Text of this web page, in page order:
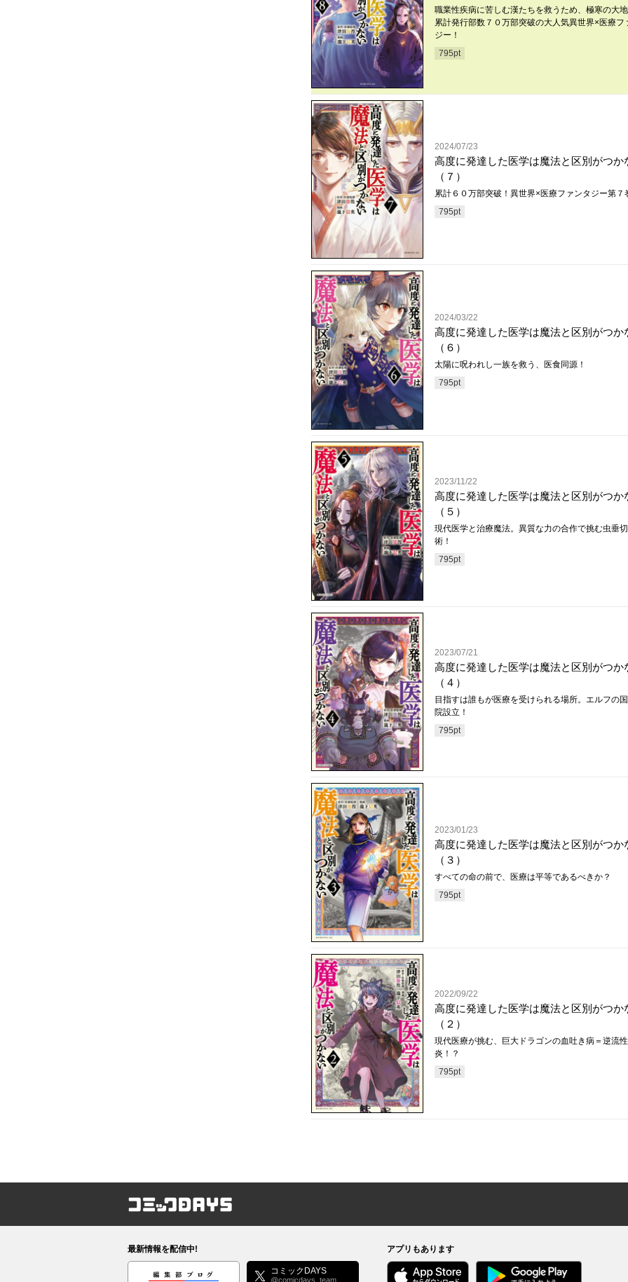
職業性疾病に苦しむ漢たちを救うため、極寒の大
累計発行部数７０万部突破の大人気異世界×医療フ
ジー！
795pt
2024/07/23
高度に発達した医学は魔法と区別がつか
（７）
累計６０万部突破！異世界×医療ファンタジー第７
795pt
2024/03/22
高度に発達した医学は魔法と区別がつか
（６）
太陽に呪われし一族を救う、医食同源！
795pt
2023/11/22
高度に発達した医学は魔法と区別がつか
（５）
現代医学と治療魔法。異質な力の合作で挑む虫垂
術！
795pt
2023/07/21
高度に発達した医学は魔法と区別がつか
（４）
目指すは誰もが医療を受けられる場所。エルフの
院設立！
795pt
2023/01/23
高度に発達した医学は魔法と区別がつか
（３）
すべての命の前で、医療は平等であるべきか？
795pt
2022/09/22
高度に発達した医学は魔法と区別がつか
（２）
現代医療が挑む、巨大ドラゴンの血吐き病＝逆流
炎！？
795pt
コミックDAYS
最新情報を配信中!
編集部ブログ コミックDAYS
@comicdays_team
アプリもあります